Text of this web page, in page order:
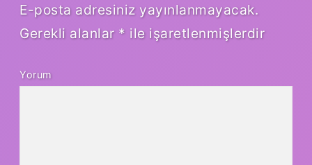
E-posta adresiniz yayınlanmayacak.
Gerekli alanlar * ile işaretlenmişlerdir
Yorum